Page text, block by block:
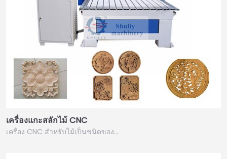
เครื่องแกะสลักไม้ CNC
เครื่อง CNC สำหรับไม้เป็นชนิดของ…